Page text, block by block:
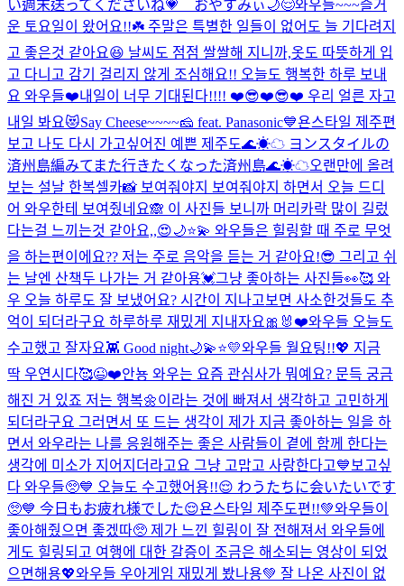
い週末送ってくださいね💗 おやすみぃ🌙😌와우들~~~즐거
운 토요일이 왔어요!!☘️ 주말은 특별한 일들이 없어도 늘 기다려지
고 좋은것 같아요😆 날씨도 점점 쌀쌀해 지니까,옷도 따뜻하게 입
고 다니고 감기 걸리지 않게 조심해요!! 오늘도 행복한 하루 보내
요 와우들❤️내일이 너무 기대된다!!!! ❤️😎❤️😎❤️ 우리 얼른 자고
내일 봐요😻Say Cheese~~~~🧀 feat. Panasonic💙욘스타일 제주편
보고 나도 다시 가고싶어진 예쁜 제주도🌊☀︎☁︎ ヨンスタイルの
済州島編みてまた行きたくなった済州島🌊☀︎☁︎오랜만에 올려
보는 설날 한복셀카📸 보여줘야지 보여줘야지 하면서 오늘 드디
어 와우한테 보여줬네요🙈 이 사진들 보니까 머리카락 많이 길렀
다는걸 느끼는것 같아요,,😍🌙⭐️💫 와우들은 힐링할 때 주로 무엇
을 하는편이에요?? 저는 주로 음악을 듣는 거 같아요!😎 그리고 쉬
는 날엔 산책두 나가는 거 같아용💓그냥 좋아하는 사진들👀🥰 와
우 오늘 하루도 잘 보냈어요? 시간이 지나고보면 사소한것들도 추
억이 되더라구요 하루하루 재밌게 지내자요🎀🐰❤️와우들 오늘도
수고했고 잘자요👾 Good night🌙💫⭐️💛와우들 월요팅!!💖 지금
딱 우연시다🥰😉❤️안뇽 와우는 요즘 관심사가 뭐예요? 문득 궁금
해진 거 있죠 저는 행복🌼이라는 것에 빠져서 생각하고 고민하게
되더라구요 그러면서 또 드는 생각이 제가 지금 좋아하는 일을 하
면서 와우라는 나를 응원해주는 좋은 사람들이 곁에 함께 한다는
생각에 미소가 지어지더라고요 그냥 고맙고 사랑한다고💙 보고싶
다 와우들🥺💙 오늘도 수고했어용!!😌 わうたちに会いたいです
🥺💙 今日もお疲れ様でした😌욘스타일 제주도편!!💚와우들이
좋아해줬으면 좋겠따🥺 제가 느낀 힐링이 잘 전해져서 와우들에
게도 힐링되고 여행에 대한 갈증이 조금은 해소되는 영상이 되었
으면해용💖와우들 우아게임 재밌게 봤나용💚 잘 나온 사진이 없